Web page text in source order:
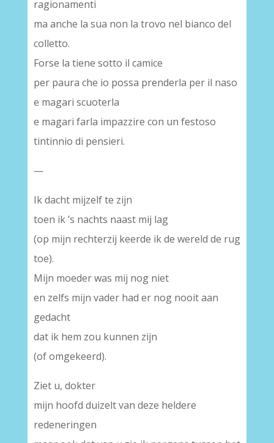
ragionamenti
ma anche la sua non la trovo nel bianco del
colletto.
Forse la tiene sotto il camice
per paura che io possa prenderla per il naso
e magari scuoterla
e magari farla impazzire con un festoso
tintinnio di pensieri.
—
Ik dacht mijzelf te zijn
toen ik ’s nachts naast mij lag
(op mijn rechterzij keerde ik de wereld de rug
toe).
Mijn moeder was mij nog niet
en zelfs mijn vader had er nog nooit aan
gedacht
dat ik hem zou kunnen zijn
(of omgekeerd).
Ziet u, dokter
mijn hoofd duizelt van deze heldere
redeneringen